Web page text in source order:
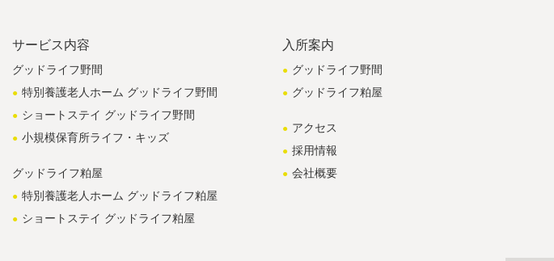
サービス内容
グッドライフ野間
特別養護老人ホーム グッドライフ野間
ショートステイ グッドライフ野間
小規模保育所ライフ・キッズ
グッドライフ粕屋
特別養護老人ホーム グッドライフ粕屋
ショートステイ グッドライフ粕屋
入所案内
グッドライフ野間
グッドライフ粕屋
アクセス
採用情報
会社概要